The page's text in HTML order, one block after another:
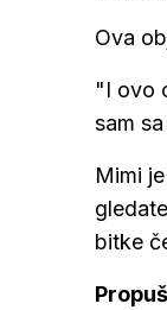
Ova
"I ovo
sam
Mimi
bitke